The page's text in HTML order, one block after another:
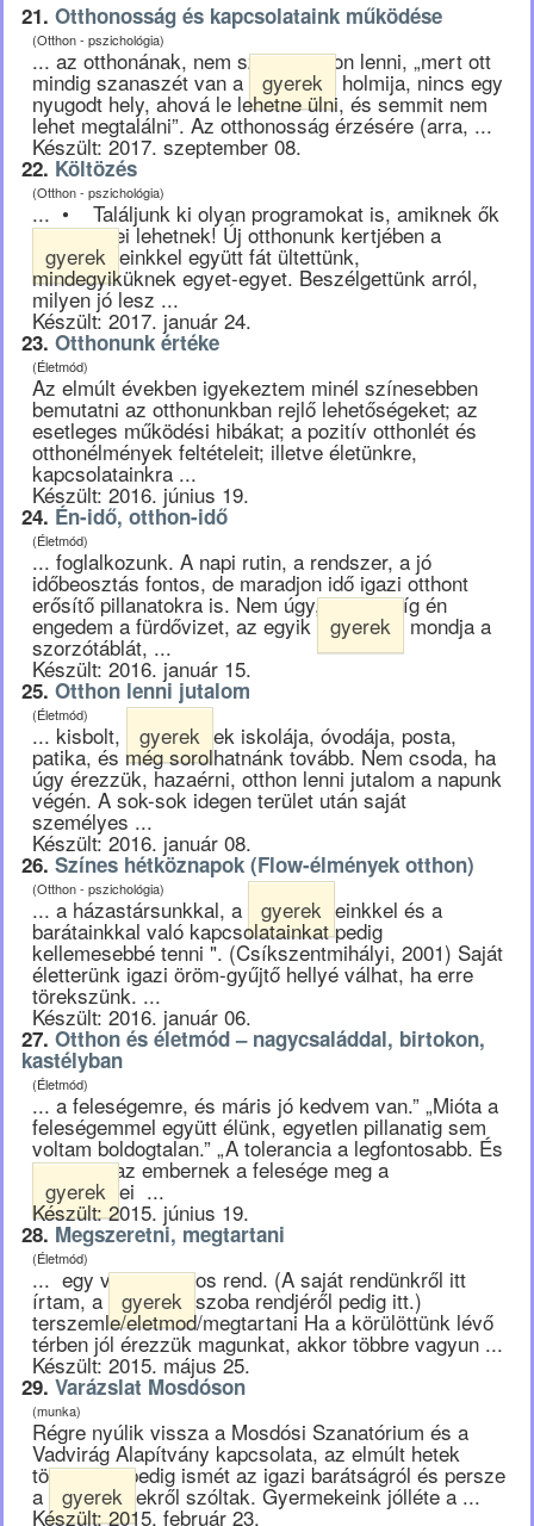
21. Otthonosság és kapcsolataink működése
(Otthon - pszichológia)
... az otthonának, nem szeret otthon lenni, „mert ott
mindig szanaszét van a gyerek holmija, nincs egy
nyugodt hely, ahová le lehetne ülni, és semmit nem
lehet megtalálni”. Az otthonosság érzésére (arra, ...
Készült: 2017. szeptember 08.
22. Költözés
(Otthon - pszichológia)
... • Találjunk ki olyan programokat is, amiknek ők
is részesei lehetnek! Új otthonunk kertjében a
gyerek einkkel együtt fát ültettünk,
mindegyiküknek egyet-egyet. Beszélgettünk arról,
milyen jó lesz ...
Készült: 2017. január 24.
23. Otthonunk értéke
(Életmód)
Az elmúlt években igyekeztem minél színesebben
bemutatni az otthonunkban rejlő lehetőségeket; az
esetleges működési hibákat; a pozitív otthonlét és
otthonélmények feltételeit; illetve életünkre,
kapcsolatainkra ...
Készült: 2016. június 19.
24. Én-idő, otthon-idő
(Életmód)
... foglalkozunk. A napi rutin, a rendszer, a jó
időbeosztás fontos, de maradjon idő igazi otthont
erősítő pillanatokra is. Nem úgy, hogy amíg én
engedem a fürdővizet, az egyik gyerek mondja a
szorzótáblát, ...
Készült: 2016. január 15.
25. Otthon lenni jutalom
(Életmód)
... kisbolt, gyerek ek iskolája, óvodája, posta,
patika, és még sorolhatnánk tovább. Nem csoda, ha
úgy érezzük, hazaérni, otthon lenni jutalom a napunk
végén. A sok-sok idegen terület után saját
személyes ...
Készült: 2016. január 08.
26. Színes hétköznapok (Flow-élmények otthon)
(Otthon - pszichológia)
... a házastársunkkal, a gyerek einkkel és a
barátainkkal való kapcsolatainkat pedig
kellemesebbé tenni ". (Csíkszentmihályi, 2001) Saját
életterünk igazi öröm-gyűjtő hellyé válhat, ha erre
törekszünk. ...
Készült: 2016. január 06.
27. Otthon és életmód – nagycsaláddal, birtokon,
kastélyban
(Életmód)
... a feleségemre, és máris jó kedvem van.” „Mióta a
feleségemmel együtt élünk, egyetlen pillanatig sem
voltam boldogtalan.” „A tolerancia a legfontosabb. És
az, hogy az embernek a felesége meg a
gyerek ei ...
Készült: 2015. június 19.
28. Megszeretni, megtartani
(Életmód)
... egy viszonylagos rend. (A saját rendünkről itt
írtam, a gyerek szoba rendjéről pedig itt.)
terszemle/eletmod/megtartani Ha a körülöttünk lévő
térben jól érezzük magunkat, akkor többre vagyun ...
Készült: 2015. május 25.
29. Varázslat Mosdóson
(munka)
Régre nyúlik vissza a Mosdósi Szanatórium és a
Vadvirág Alapítvány kapcsolata, az elmúlt hetek
történései pedig ismét az igazi barátságról és persze
a gyerek ekről szóltak. Gyermekeink jólléte a ...
Készült: 2015. február 23.